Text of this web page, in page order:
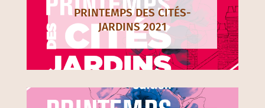
PRINTEMPS DES CITÉS-
JARDINS 2021